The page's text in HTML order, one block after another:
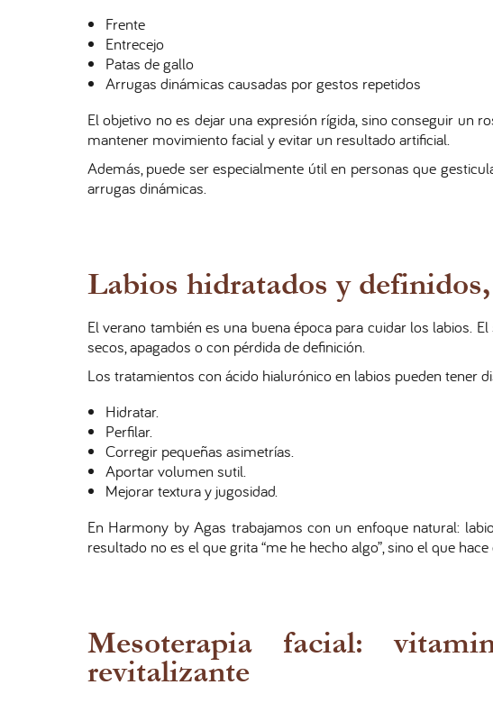
Frente
Entrecejo
Patas de gallo
Arrugas dinámicas causadas por gestos repetidos
El objetivo no es dejar una expresión rígida, sino conseguir un
mantener movimiento facial y evitar un resultado artificial.
Además, puede ser especialmente útil en personas que
arrugas dinámicas.
Labios hidratados y
El verano también es una buena época para cuidar los labios.
secos, apagados o con pérdida de definición.
Los tratamientos con ácido hialurónico en labios pueden tener
Hidratar.
Perfilar.
Corregir pequeñas asimetrías.
Aportar volumen sutil.
Mejorar textura y jugosidad.
En Harmony by Agas trabajamos con un enfoque natural:
resultado no es el que grita “me he hecho algo”, sino el que
Mesoterapia facial:
revitalizante